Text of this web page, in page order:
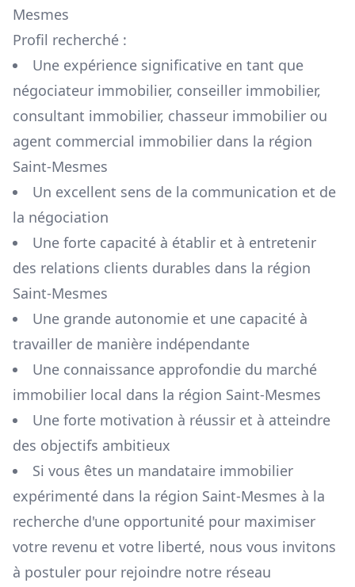
Mesmes
Profil recherché :
Une expérience significative en tant que
négociateur immobilier, conseiller immobilier,
consultant immobilier, chasseur immobilier ou
agent commercial immobilier dans la région
Saint-Mesmes
Un excellent sens de la communication et de
la négociation
Une forte capacité à établir et à entretenir
des relations clients durables dans la région
Saint-Mesmes
Une grande autonomie et une capacité à
travailler de manière indépendante
Une connaissance approfondie du marché
immobilier local dans la région Saint-Mesmes
Une forte motivation à réussir et à atteindre
des objectifs ambitieux
Si vous êtes un mandataire immobilier
expérimenté dans la région Saint-Mesmes à la
recherche d'une opportunité pour maximiser
votre revenu et votre liberté, nous vous invitons
à postuler pour rejoindre notre réseau